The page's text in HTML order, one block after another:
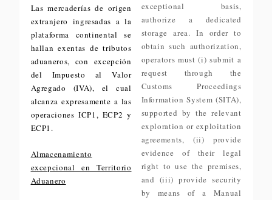
Las mercaderías de origen
extranjero ingresadas a la
plataforma continental se
hallan exentas de tributos
aduaneros, con excepción
del Impuesto al Valor
Agregado (IVA), el cual
alcanza expresamente a las
operaciones ICP1, ECP2 y
ECP1.
Almacenamiento
excepcional en Territorio
Aduanero
exceptional basis,
authorize a dedicated
storage area. In order to
obtain such authorization,
operators must (i) submit a
request through the
Customs Proceedings
Information System (SITA),
supported by the relevant
exploration or exploitation
agreements, (ii) provide
evidence of their legal
right to use the premises,
and (iii) provide security
by means of a Manual